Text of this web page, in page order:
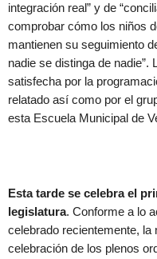
integración real” y de
comprobar cómo los niños
mantienen su seguimiento
nadie se distinga de
satisfecha por la
relatado así como por el
esta Escuela Municipal de
Esta tarde se celebra el
legislatura. Conforme a lo
celebrado recientemente, la
celebración de los plenos